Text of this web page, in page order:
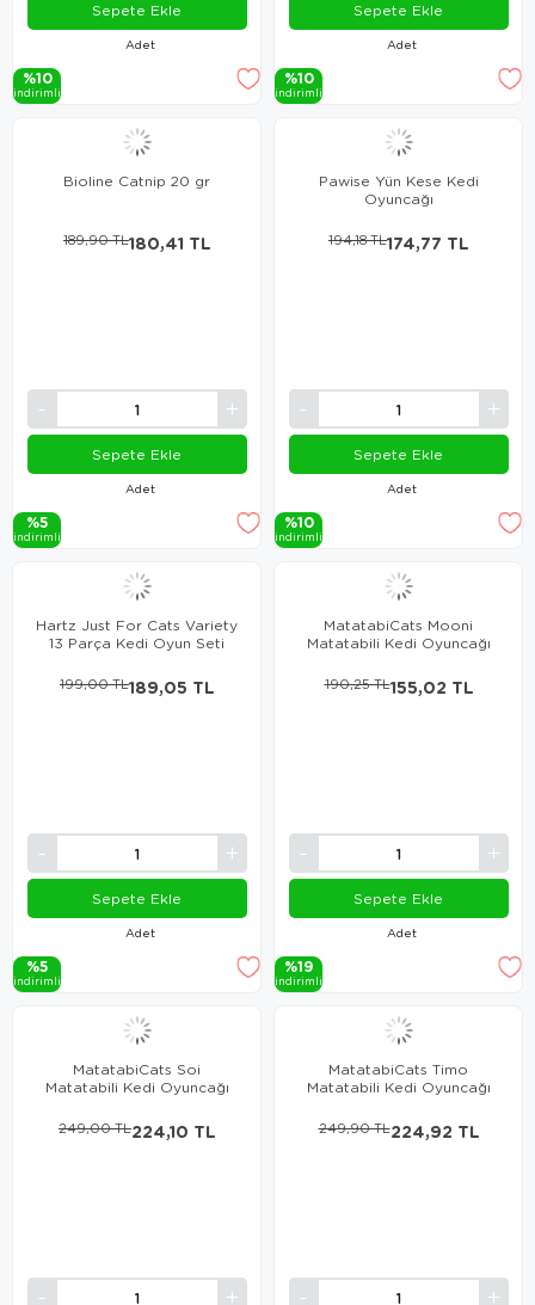
Adet
Sepete Ekle
%10
i̇ndi̇ri̇mli̇
Adet
Sepete Ekle
%10
i̇ndi̇ri̇mli̇
Bioline Catnip 20 gr
Adet
180,41 TL
189,90 TL
Sepete Ekle
%5
i̇ndi̇ri̇mli̇
Pawise Yün Kese Kedi
Oyuncağı
Adet
174,77 TL
194,18 TL
Sepete Ekle
%10
i̇ndi̇ri̇mli̇
Hartz Just For Cats Variety
13 Parça Kedi Oyun Seti
Adet
189,05 TL
199,00 TL
Sepete Ekle
%5
i̇ndi̇ri̇mli̇
MatatabiCats Mooni
Matatabili Kedi Oyuncağı
Adet
155,02 TL
190,25 TL
Sepete Ekle
%19
i̇ndi̇ri̇mli̇
MatatabiCats Soi
Matatabili Kedi Oyuncağı
224,10 TL
249,00 TL
MatatabiCats Timo
Matatabili Kedi Oyuncağı
224,92 TL
249,90 TL